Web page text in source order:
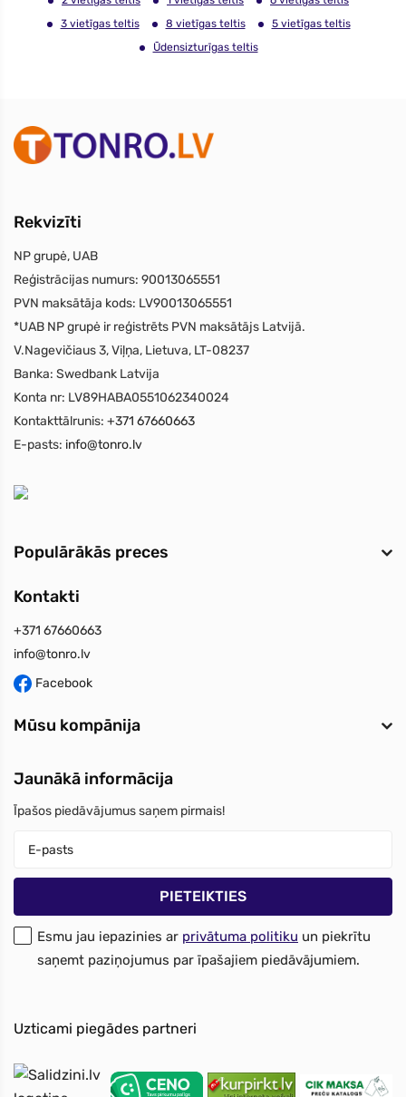
3 vietīgas teltis
8 vietīgas teltis
5 vietīgas teltis
Ūdensizturīgas teltis
Rekvizīti
NP grupė, UAB
Reģistrācijas numurs: 90013065551
PVN maksātāja kods: LV90013065551
*UAB NP grupė ir reģistrēts PVN maksātājs Latvijā.
V.Nagevičiaus 3, Viļņa, Lietuva, LT-08237
Banka: Swedbank Latvija
Konta nr: LV89HABA0551062340024
Kontakttālrunis: +371 67660663
E-pasts: info@tonro.lv
Populārākās preces
Kontakti
+371 67660663
info@tonro.lv
Facebook
Mūsu kompānija
Jaunākā informācija
Īpašos piedāvājumus saņem pirmais!
Esmu jau iepazinies ar privātuma politiku un piekrītu
saņemt paziņojumus par īpašajiem piedāvājumiem.
Uzticami piegādes partneri